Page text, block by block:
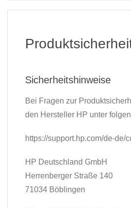
Sicherheitshinweise
Bei Fragen zur
den Hersteller HP unter
https://support.hp.com/de-de/
HP Deutschland GmbH
Herrenberger Straße 140
71034 Böblingen